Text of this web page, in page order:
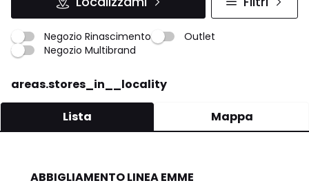
Negozio Rinascimento
Outlet
Negozio Multibrand
areas.stores_in__locality
Lista Mappa
ABBIGLIAMENTO LINEA EMME